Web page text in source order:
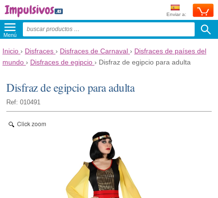
Enviar a:
Menú
Inicio › Disfraces › Disfraces de Carnaval › Disfraces de países del
mundo › Disfraces de egipcio › Disfraz de egipcio para adulta
Disfraz de egipcio para adulta
Ref: 010491
Click zoom